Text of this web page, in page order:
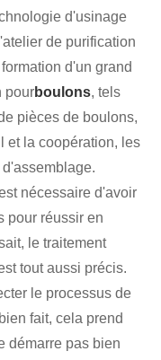
d'usinage
de purification
d'un grand
pourboulons, tels
pièces de boulons,
et la coopération, les
nécessaire d'avoir
pour réussir en
le traitement
tout aussi précis.
le processus de
fait, cela prend
démarre pas bien